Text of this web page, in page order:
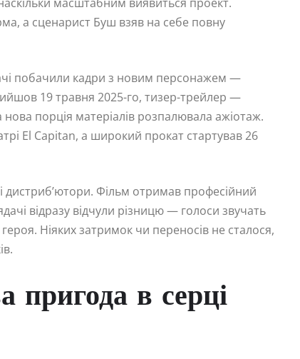
масштабним виявиться проект.
а сценарист Буш взяв на себе повну
побачили кадри з новим персонажем —
19 травня 2025-го, тизер-трейлер —
порція матеріалів розпалювала ажіотаж.
El Capitan, а широкий прокат стартував 26
дистриб’ютори. Фільм отримав професійний
відразу відчули різницю — голоси звучать
Ніяких затримок чи переносів не сталося,
пригода в серці